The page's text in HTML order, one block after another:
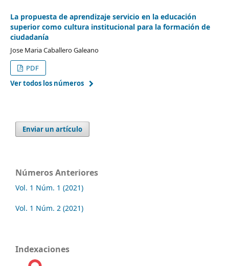
La propuesta de aprendizaje servicio en la educación
superior como cultura institucional para la formación de
ciudadanía
Jose Maria Caballero Galeano
PDF
Ver todos los números
Enviar un artículo
Números Anteriores
Vol. 1 Núm. 1 (2021)
Vol. 1 Núm. 2 (2021)
Indexaciones